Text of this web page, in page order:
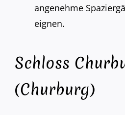
angenehme
eignen.
Schloss
(Churburg)